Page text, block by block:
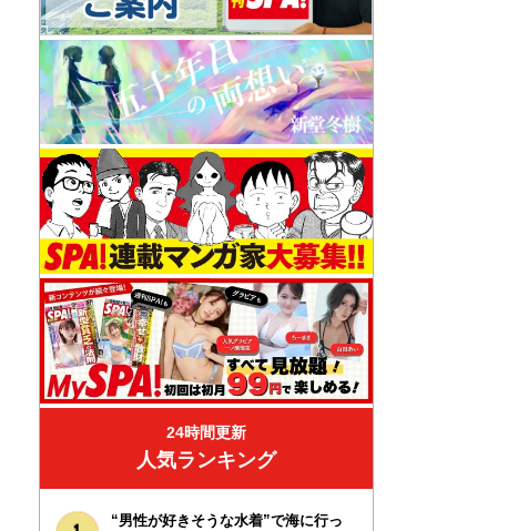
24時間更新
人気ランキング
“男性が好きそうな水着”で海に行っ